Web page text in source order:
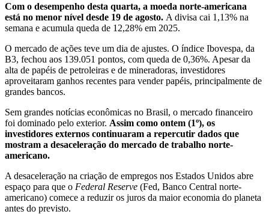
Com o desempenho desta quarta, a moeda norte-americana
está no menor nível desde 19 de agosto. A divisa cai 1,13% na
semana e acumula queda de 12,28% em 2025.
O mercado de ações teve um dia de ajustes. O índice Ibovespa, da
B3, fechou aos 139.051 pontos, com queda de 0,36%. Apesar da
alta de papéis de petroleiras e de mineradoras, investidores
aproveitaram ganhos recentes para vender papéis, principalmente de
grandes bancos.
Sem grandes notícias econômicas no Brasil, o mercado financeiro
foi dominado pelo exterior. Assim como ontem (1º), os
investidores externos continuaram a repercutir dados que
mostram a desaceleração do mercado de trabalho norte-
americano.
A desaceleração na criação de empregos nos Estados Unidos abre
espaço para que o Federal Reserve (Fed, Banco Central norte-
americano) comece a reduzir os juros da maior economia do planeta
antes do previsto.